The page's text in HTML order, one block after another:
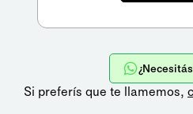
Si preferís que te llamemos,